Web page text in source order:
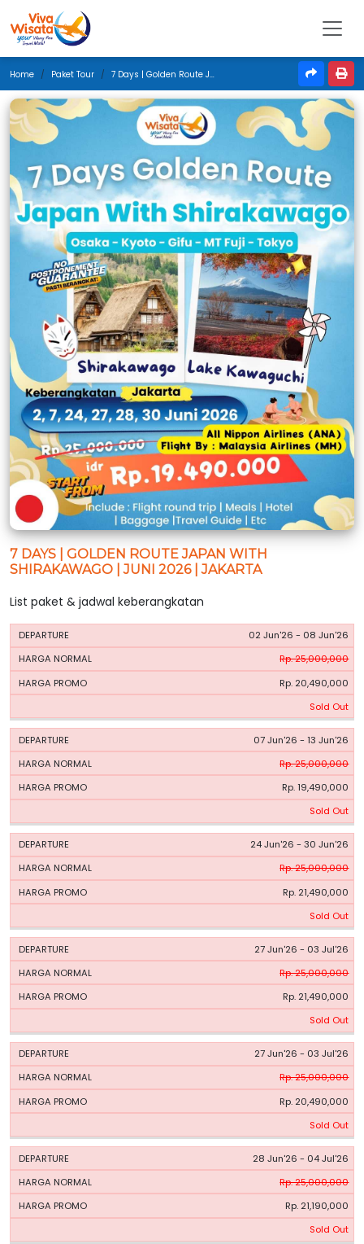
Home Paket Tour 7 Days | Golden Route Japan With Shirakawago | Juni 2026 | Jakarta
7 DAYS | GOLDEN ROUTE JAPAN WITH
SHIRAKAWAGO | JUNI 2026 | JAKARTA
List paket & jadwal keberangkatan
PERIODE
HARGA
02 Jun'26 - 08 Jun'26
Rp. 25,000,000
Rp. 20,490,000
Sold Out
07 Jun'26 - 13 Jun'26
Rp. 25,000,000
Rp. 19,490,000
Sold Out
24 Jun'26 - 30 Jun'26
Rp. 25,000,000
Rp. 21,490,000
Sold Out
27 Jun'26 - 03 Jul'26
Rp. 25,000,000
Rp. 21,490,000
Sold Out
27 Jun'26 - 03 Jul'26
Rp. 25,000,000
Rp. 20,490,000
Sold Out
28 Jun'26 - 04 Jul'26
Rp. 25,000,000
Rp. 21,190,000
Sold Out